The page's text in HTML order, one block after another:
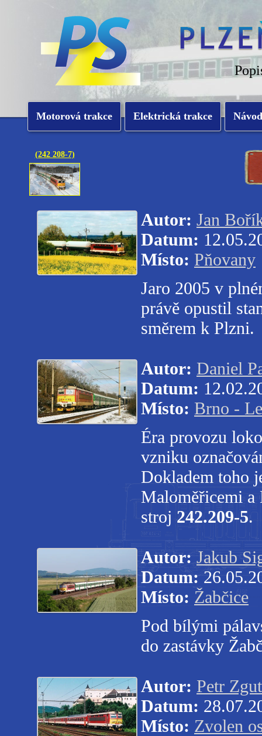
Motorová trakce Elektrická trakce
(242 208-7)
Autor: Jan
Datum:
Místo: Pňovany
Jaro 2005 v
právě opustil
směrem k Plzni.
Autor: Daniel
Datum:
Místo: Brno -
Éra provozu
vzniku
Dokladem toho
Maloměřicemi a
stroj 242.209-5.
Autor: Jakub
Datum:
Místo: Žabčice
Pod bílými
do zastávky
Autor: Petr Zgut
Datum:
Místo: Zvolen